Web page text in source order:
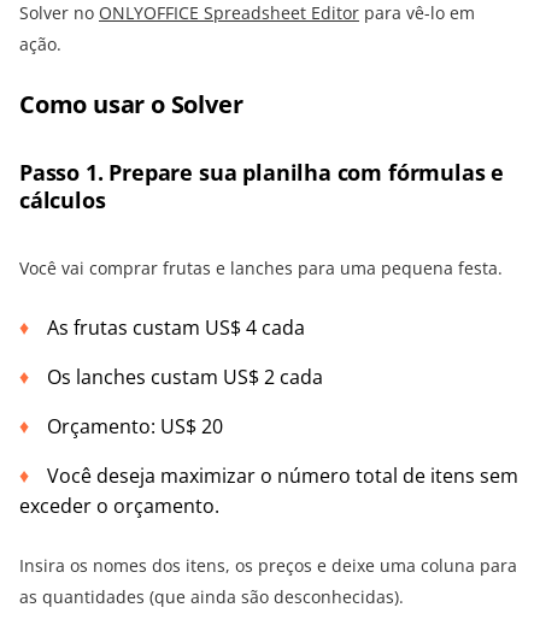
Solver no ONLYOFFICE Spreadsheet Editor para vê-lo em
ação.
Como usar o Solver
Passo 1. Prepare sua planilha com fórmulas e
cálculos
Você vai comprar frutas e lanches para uma pequena festa.
As frutas custam US$ 4 cada
Os lanches custam US$ 2 cada
Orçamento: US$ 20
Você deseja maximizar o número total de itens sem
exceder o orçamento.
Insira os nomes dos itens, os preços e deixe uma coluna para
as quantidades (que ainda são desconhecidas).